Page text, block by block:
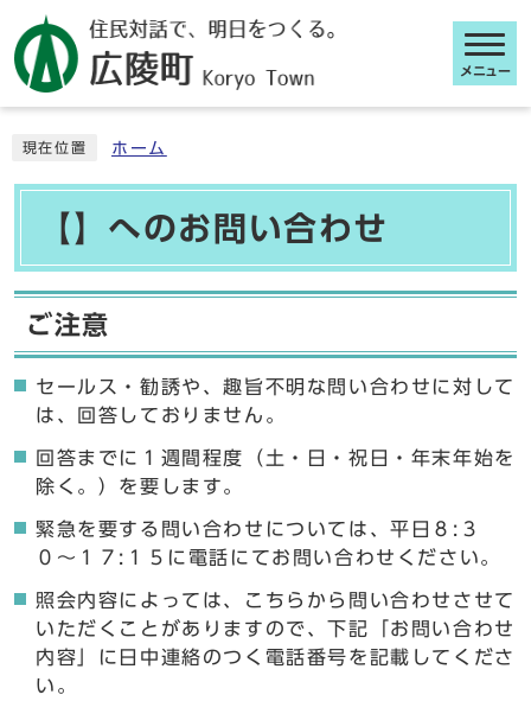
メニュー
現在位置 ホーム
【】へのお問い合わせ
ご注意
セールス・勧誘や、趣旨不明な問い合わせに対して
は、回答しておりません。
回答までに１週間程度（土・日・祝日・年末年始を
除く。）を要します。
緊急を要する問い合わせについては、平日８:３
０〜１７:１５に電話にてお問い合わせください。
照会内容によっては、こちらから問い合わせさせて
いただくことがありますので、下記「お問い合わせ
内容」に日中連絡のつく電話番号を記載してくださ
い。